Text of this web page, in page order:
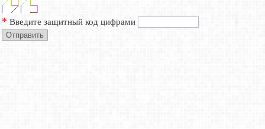
* Введите защитный код цифрами